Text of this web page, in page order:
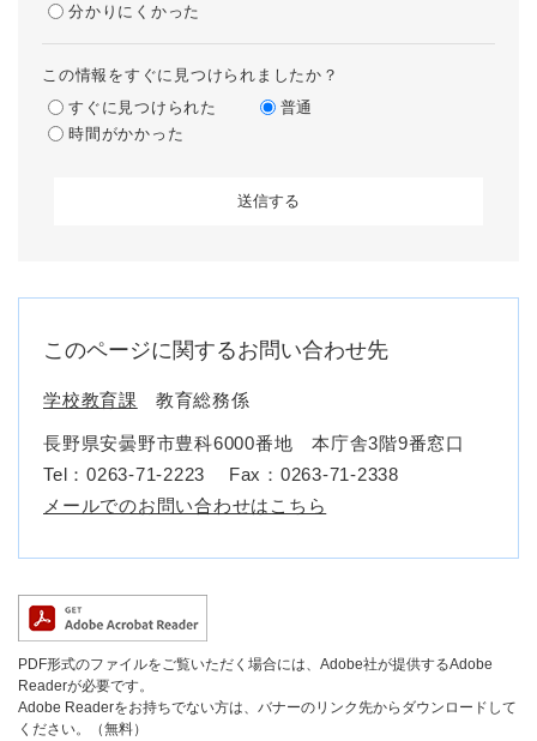
分かりにくかった
この情報をすぐに見つけられましたか？
すぐに見つけられた
普通
時間がかかった
このページに関するお問い合わせ先
学校教育課 教育総務係
長野県安曇野市豊科6000番地 本庁舎3階9番窓口
Tel：0263-71-2223
Fax：0263-71-2338
メールでのお問い合わせはこちら
PDF形式のファイルをご覧いただく場合には、Adobe社が提供するAdobe
Readerが必要です。
Adobe Readerをお持ちでない方は、バナーのリンク先からダウンロードして
ください。（無料）